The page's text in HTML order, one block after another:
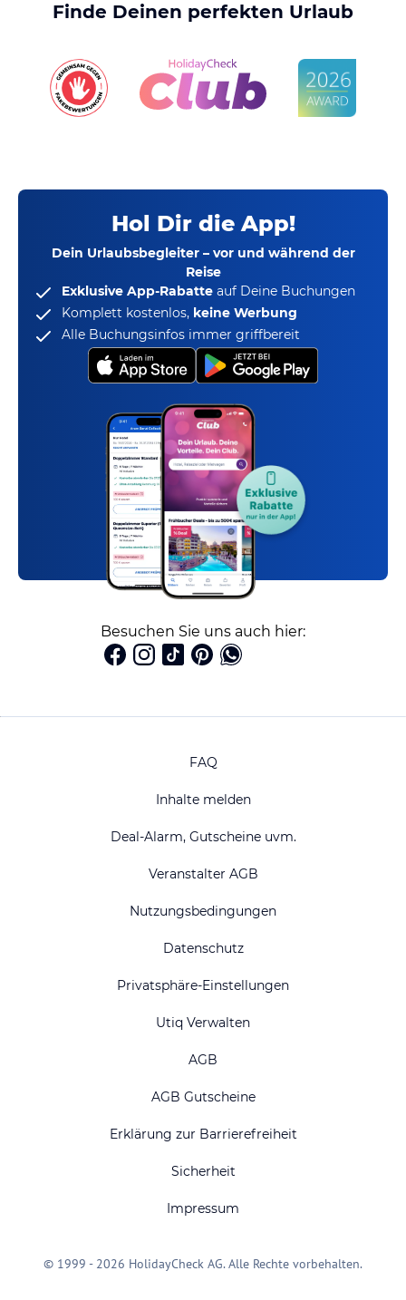
Finde Deinen perfekten Urlaub
Hol Dir die App!
Dein Urlaubsbegleiter – vor und während der
Reise
Exklusive App-Rabatte auf Deine Buchungen
Komplett kostenlos, keine Werbung
Alle Buchungsinfos immer griffbereit
Besuchen Sie uns auch hier:
FAQ
Inhalte melden
Deal-Alarm, Gutscheine uvm.
Veranstalter AGB
Nutzungsbedingungen
Datenschutz
Privatsphäre-Einstellungen
Utiq Verwalten
AGB
AGB Gutscheine
Erklärung zur Barrierefreiheit
Sicherheit
Impressum
© 1999 - 2026 HolidayCheck AG. Alle Rechte vorbehalten.